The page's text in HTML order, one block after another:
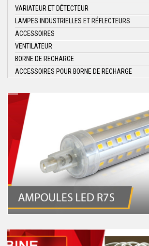
VARIATEUR ET DÉTECTEUR
LAMPES INDUSTRIELLES ET RÉFLECTEURS
ACCESSOIRES
VENTILATEUR
BORNE DE RECHARGE
ACCESSOIRES POUR BORNE DE RECHARGE